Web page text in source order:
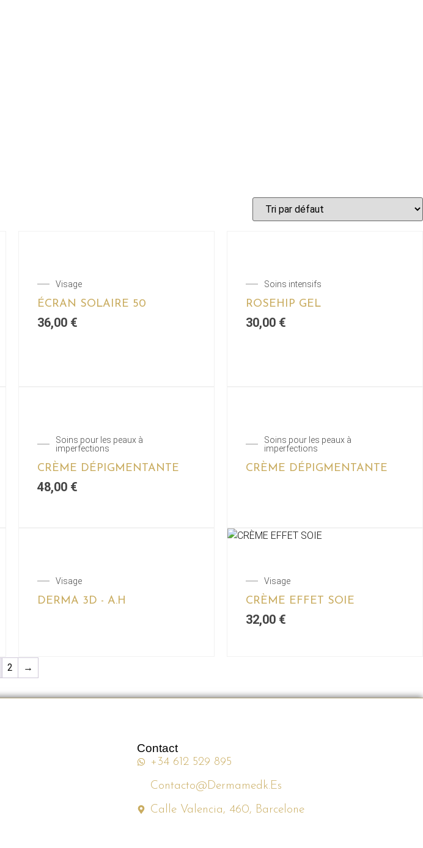
Visage
ÉCRAN SOLAIRE 50
36,00 €
Soins intensifs
ROSEHIP GEL
30,00 €
Soins pour les peaux à
imperfections
CRÈME DÉPIGMENTANTE
48,00 €
Soins pour les peaux à
imperfections
CRÈME DÉPIGMENTANTE
Visage
DERMA 3D - A.H
Visage
CRÈME EFFET SOIE
32,00 €
2 →
Contact
+34 612 529 895
Contacto@dermamedk.es
Calle Valencia, 460, Barcelone